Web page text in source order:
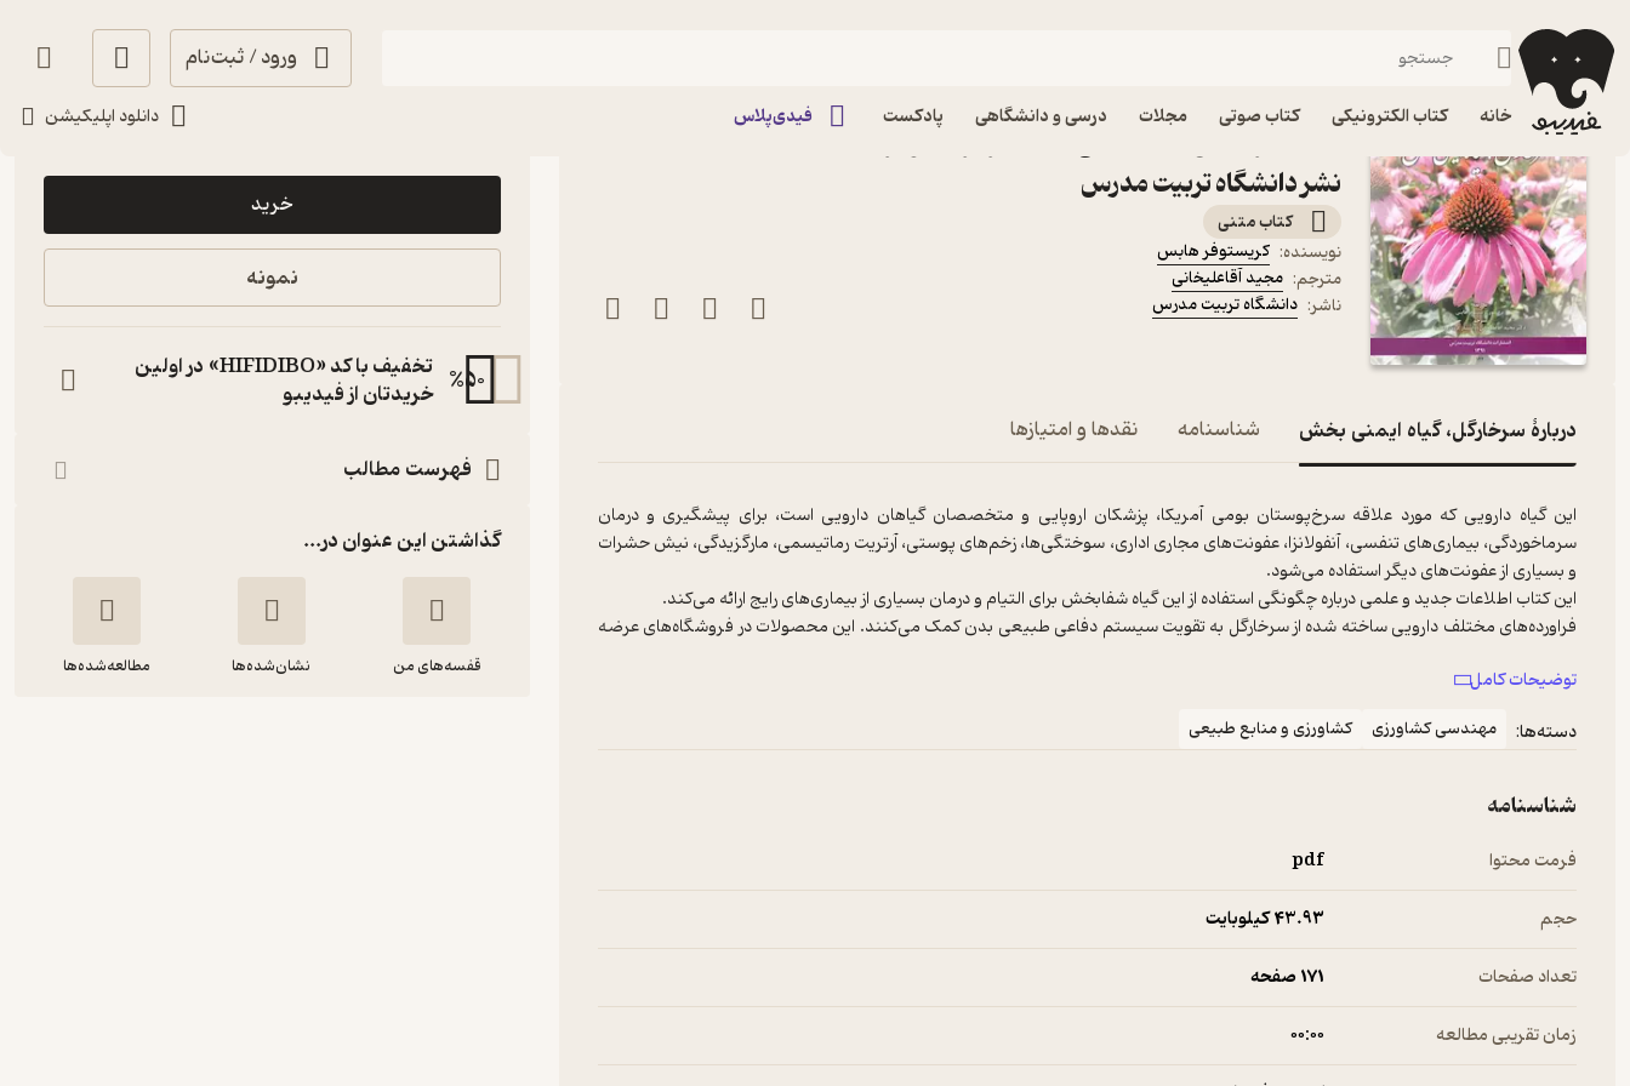
ورود / ثبت‌نام
خانه کتاب الکترونیکی کتاب صوتی مجلات درسی و دانشگاهی پادکست فیدی‌پلاس دانلود اپلیکیشن
فیدیبو کتاب درسی، کتاب کمک درسی
نشر دانشگاه تربیت مدرس
کتاب متنی
نویسنده: کریستوفر هابس
مترجم: مجید آقاعلیخانی
ناشر: دانشگاه تربیت مدرس
دربارۀ سرخارگل، گیاه ایمنی بخش شناسنامه نقدها و امتیازها
‌این گیاه دارویی که مورد علاقه سرخ‌پوستان بومی آمریکا، پزشکان اروپایی و متخصصان گیاهان دارویی است، برای پیشگیری و درمان
سرماخوردگی، بیماری‌های تنفسی، آنفولانزا، عفونت‌های مجاری اداری، سوختگی‌ها، زخم‌‌های پوستی، آرتریت رماتیسمی، مارگزیدگی، نیش حشرات
و بسیاری از عفونت‌های دیگر استفاده می‌شود.
‌این کتاب اطلاعات جدید و علمی درباره چگونگی استفاده از این گیاه شفابخش برای التیام و درمان بسیاری از بیماری‌های رایج ارائه می‌کند.
‌فراورده‌های مختلف دارویی ساخته شده از سرخارگل به تقویت سیستم دفاعی طبیعی بدن کمک می‌کنند. این محصولات در فروشگاه‌های عرضه
به‌منظور تولید فراورده‌های دارویی، در دست اجراست.
است.
توضیحات کامل
دسته‌ها:
مهندسی کشاورزی کشاورزی و منابع طبیعی
شناسنامه
فرمت محتوا pdf
حجم 43.۹۳ کیلوبایت
تعداد صفحات 171 صفحه
زمان تقریبی مطالعه ۰۰:۰۰
88,000
خرید
نمونه
%50
تخفیف با کد «HIFIDIBO» در اولین
خریدتان از فیدیبو
فهرست مطالب
گذاشتن این عنوان در...
قفسه‌های من نشان‌شده‌ها مطالعه‌شده‌ها